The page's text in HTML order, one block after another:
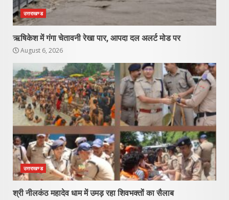
उत्तराखण्ड
ऋषिकेश में गंगा चेतावनी रेखा पार, आपदा दल अलर्ट मोड पर
August 6, 2026
उत्तराखण्ड
श्री नीलकंठ महादेव धाम में उमड़ रहा शिवभक्तों का सैलाब